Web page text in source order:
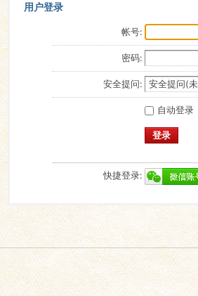
用户登录
帐号:
密码:
安全提问:
自动登录
登录
快捷登录: